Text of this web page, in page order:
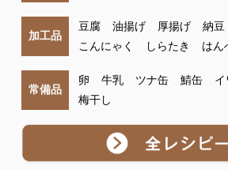
加工品
豆腐 油揚げ 厚揚げ 納豆
こんにゃく
しらたき はん
常備品
卵 牛乳 ツナ缶 鯖缶
梅干し